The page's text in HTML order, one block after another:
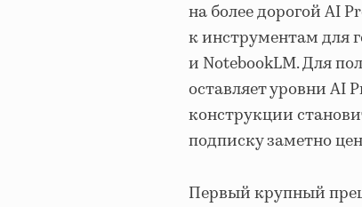
на более дорогой AI
к инструментам для
и NotebookLM. Для
оставляет уровни AI
конструкции
подписку заметно
Первый крупный